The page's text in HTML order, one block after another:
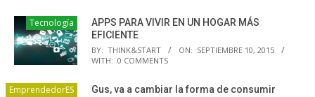
Tecnología
APPS PARA VIVIR EN UN HOGAR MÁS
EFICIENTE
BY: THINK&START ON: SEPTIEMBRE 10, 2015
WITH: 0 COMMENTS
EmprendedorES Gus, va a cambiar la forma de consumir